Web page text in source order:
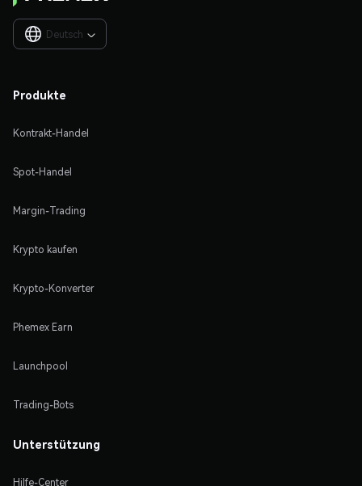
Deutsch 
Produkte
Kontrakt-Handel
Spot-Handel
Margin-Trading
Krypto kaufen
Krypto-Konverter
Phemex Earn
Launchpool
Trading-Bots
Unterstützung
Hilfe-Center